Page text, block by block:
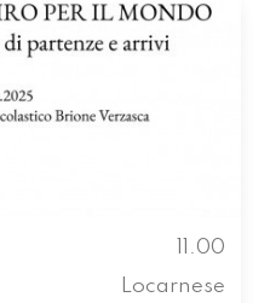
11.00
Locarnese